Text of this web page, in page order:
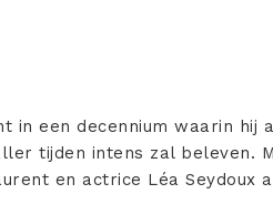
in een decennium waarin hij
tijden intens zal beleven.
en actrice Léa Seydoux